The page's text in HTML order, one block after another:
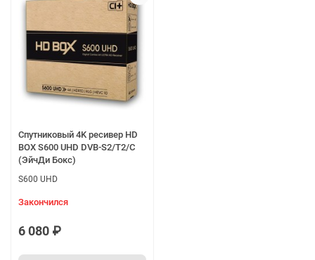
Спутниковый 4K ресивер HD
BOX S600 UHD DVB-S2/T2/C
(ЭйчДи Бокс)
S600 UHD
Закончился
6 080 ₽